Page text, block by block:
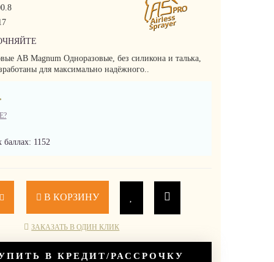
AB Magnum Одноразовые, без силикона и талька,
для максимально надёжного..
1152
В КОРЗИНУ
ЗАКАЗАТЬ В ОДИН КЛИК
В КРЕДИТ/РАССРОЧКУ